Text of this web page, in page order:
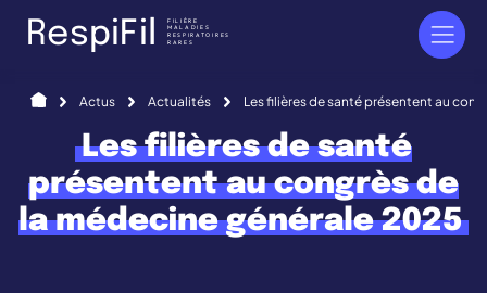
Respi Fi FILIÈRE
MALADIES
RESPIRATOIRES
RARES
AccueilActus Actualités Les filières de santé présentent au
Les filières de santé
présentent au congrès de
la médecine générale 2025